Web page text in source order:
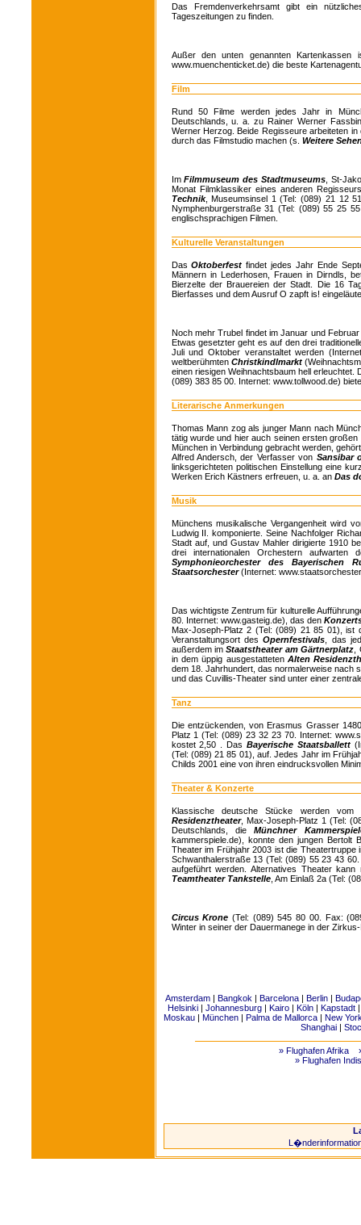
Das Fremdenverkehrsamt gibt ein
Tageszeitungen zu finden.
Außer den unten genannten Kartenkassen
www.muenchenticket.de) die beste
Film
Rund 50 Filme werden jedes Jahr in
Deutschlands, u. a. zu Rainer Werner
Werner Herzog. Beide Regisseure arbeiteten
durch das Filmstudio machen (s. Weitere
ImFilmmuseum des Stadtmuseums , St-
Monat Filmklassiker eines anderen
Technik, Museumsinsel 1 (Tel: (089) 21 12
Nymphenburgerstraße 31 (Tel: (089) 55 25
englischsprachigen Filmen.
Kulturelle Veranstaltungen
DasOktoberfestfindet jedes Jahr Ende
Männern in Lederhosen, Frauen in Dirndls,
Bierzelte der Brauereien der Stadt. Die 16
Bierfasses und dem Ausruf O zapft is!
Noch mehr Trubel findet im Januar und
Etwas gesetzter geht es auf den drei
Juli und Oktober veranstaltet werden
weltberühmten Christkindlmarkt
einen riesigen Weihnachtsbaum hell
(089) 383 85 00. Internet: www.tollwood.de)
Literarische Anmerkungen
Thomas Mann zog als junger Mann nach
tätig wurde und hier auch seinen ersten
München in Verbindung gebracht werden,
Alfred Andersch, der Verfasser von Sansibar
linksgerichteten politischen Einstellung eine
Werken Erich Kästners erfreuen, u. a. an Das
Musik
Münchens musikalische Vergangenheit wird
Ludwig II. komponierte. Seine Nachfolger
Stadt auf, und Gustav Mahler dirigierte 1910
drei internationalen Orchestern aufwarten
Symphonieorchester des Bayerischen
Staatsorchester(Internet:
Das wichtigste Zentrum für kulturelle
80. Internet: www.gasteig.de), das den
Max-Joseph-Platz 2 (Tel: (089) 21 85 01), ist
Veranstaltungsort desOpernfestivals , das
außerdem imStaatstheater am Gärtnerplatz
in dem üppig ausgestatteten Alten
dem 18. Jahrhundert, das normalerweise nach
und das Cuvillis-Theater sind unter einer
Tanz
Die entzückenden, von Erasmus Grasser
Platz 1 (Tel: (089) 23 32 23 70. Internet:
kostet 2,50 . Das Bayerische Staatsballett
(Tel: (089) 21 85 01), auf. Jedes Jahr im
Childs 2001 eine von ihren eindrucksvollen
Theater & Konzerte
Klassische deutsche Stücke werden vom
Residenztheater, Max-Joseph-Platz 1 (Tel:
Deutschlands, dieMünchner
kammerspiele.de), konnte den jungen
Theater im Frühjahr 2003 ist die
Schwanthalerstraße 13 (Tel: (089) 55 23 43
aufgeführt werden. Alternatives Theater
Teamtheater Tankstelle, Am Einlaß 2a (Tel:
Circus Krone (Tel: (089) 545 80 00. Fax:
Winter in seiner der Dauermanege in der
Amsterdam| Bangkok | Barcelona| Berlin|
Helsinki | Johannesburg | Kairo | Köln | Kapstadt
Moskau| München| Palma de Mallorca| New
Shanghai|
» Flughafen Afrika
» Flughafen